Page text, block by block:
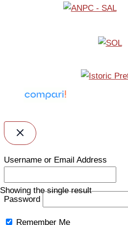
Showing the single result
Username or Email Address
Password
Remember Me